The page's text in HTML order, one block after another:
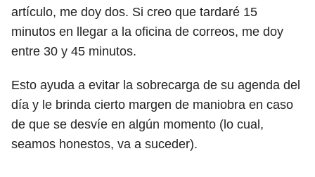
artículo, me doy dos. Si creo que tardaré 15
minutos en llegar a la oficina de correos, me doy
entre 30 y 45 minutos.
Esto ayuda a evitar la sobrecarga de su agenda del
día y le brinda cierto margen de maniobra en caso
de que se desvíe en algún momento (lo cual,
seamos honestos, va a suceder).